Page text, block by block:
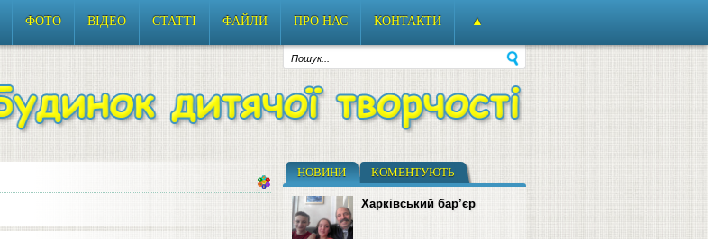
ФОТО ВІДЕО СТАТТІ ФАЙЛИ ПРО НАС КОНТАКТИ ▲
НОВИНИ КОМЕНТУЮТЬ
Харківський бар’єр